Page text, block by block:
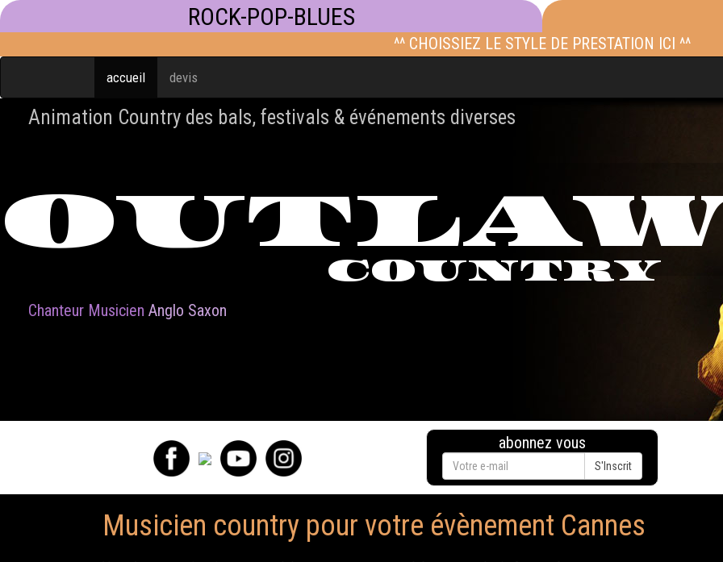
ROCK-POP-BLUES
^^ CHOISSIEZ LE STYLE DE PRESTATION ICI ^^
accueil devis
Animation Country des bals, festivals & événements diverses
COUNTRY
Chanteur Musicien Anglo Saxon
abonnez vous
S'Inscrit
Musicien country pour votre évènement Cannes